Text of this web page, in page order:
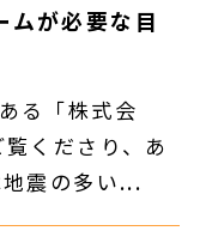
ムが必要な目
る「株式会
くださり、あ
震の多い...